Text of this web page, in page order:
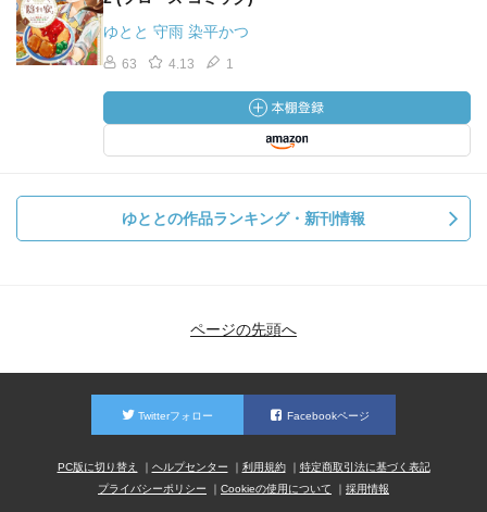
ゆとと 守雨 染平かつ
63 4.13 1
ゆととの作品ランキング・新刊情報
ページの先頭へ
Twitterフォロー Facebookページ
PC版に切り替え ヘルプセンター 利用規約
特定商取引法に基づく表記
プライバシーポリシー
Cookieの使用について 採用情報